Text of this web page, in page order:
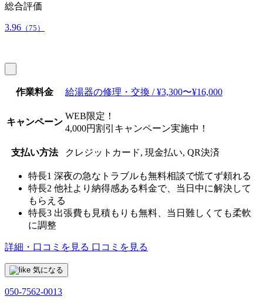
総合評価
3.96 （75）
作業料金 給湯器の修理・交換 / ¥3,300〜¥16,000
キャンペーン
WEB限定！
4,000円割引キャンペーン実施中！
支払い方法 クレジットカード, 現金払い, QR決済
特長1 深夜の急なトラブルも無料相談で慌てず頼れる
特長2 他社より納得感ある料金で、当日中に解決して
もらえる
特長3 出張費も見積もりも無料、当日難しくても柔軟
に調整
詳細・口コミを見る 口コミを見る
気になる
050-7562-0013